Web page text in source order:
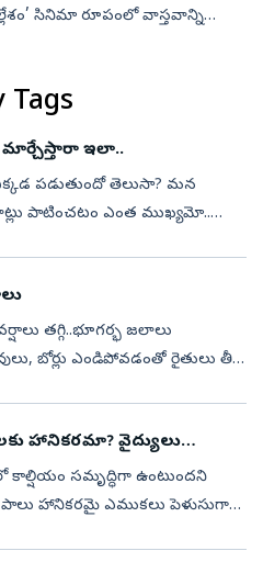
సినిమా రూపంలో వాస్తవాన్ని
Tags
మార్చేస్తారా ఇలా..
పడుతుందో తెలుసా? మన
పాటించటం ఎంత ముఖ్యమో..
తగ్గి..భూగర్భ జలాలు
బోర్లు ఎండిపోవడంతో రైతులు తీవ్ర
హానికరమా? వైద్యులు
సమృద్ధిగా ఉంటుందని
హానికరమై ఎముకలు పెళుసుగా